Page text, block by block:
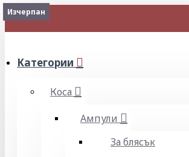
МЕНЮ
Категории
Коса
Ампули
За блясък
Изчерпан
2-3 Days
Изчерпан
Изчерпан
Изчерпан